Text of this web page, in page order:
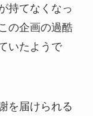
持てなくなっ
の企画の過酷
いたようで
を届けられる